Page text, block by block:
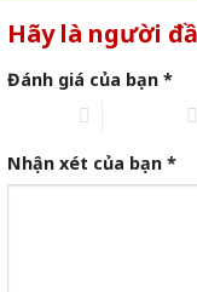
Hãy là người
Đánh giá của bạn *
Nhận xét của bạn *